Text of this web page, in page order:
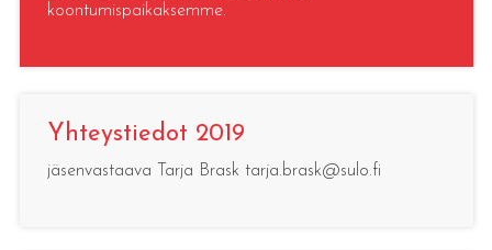
koontumispaikaksemme.
Yhteystiedot 2019
jäsenvastaava Tarja Brask tarja.brask@sulo.fi